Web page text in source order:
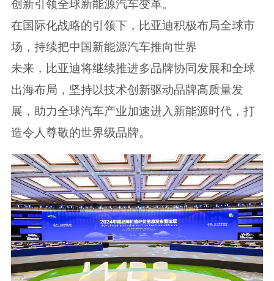
创新引领全球新能源汽车变革。
在国际化战略的引领下，比亚迪积极布局全球市
场，持续把中国新能源汽车推向世界
未来，比亚迪将继续推进多品牌协同发展和全球
出海布局，坚持以技术创新驱动品牌高质量发
展，助力全球汽车产业加速进入新能源时代，打
造令人尊敬的世界级品牌。